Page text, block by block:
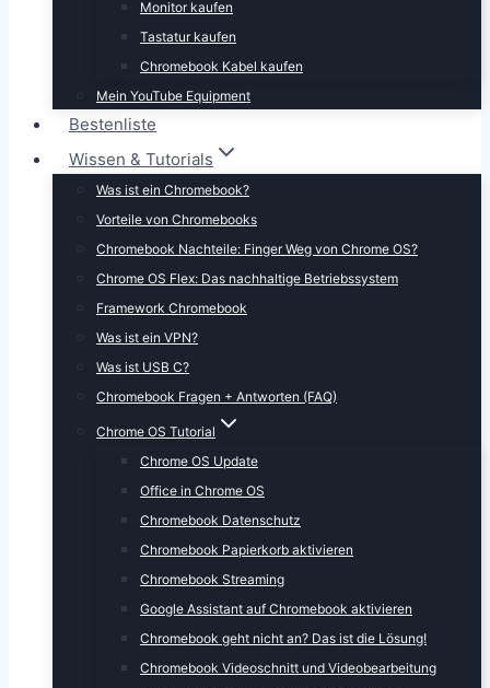
Monitor kaufen
Tastatur kaufen
Chromebook Kabel kaufen
Mein YouTube Equipment
Bestenliste
Wissen & Tutorials
Was ist ein Chromebook?
Vorteile von Chromebooks
Chromebook Nachteile: Finger Weg von Chrome OS?
Chrome OS Flex: Das nachhaltige Betriebssystem
Framework Chromebook
Was ist ein VPN?
Was ist USB C?
Chromebook Fragen + Antworten (FAQ)
Chrome OS Tutorial
Chrome OS Update
Office in Chrome OS
Chromebook Datenschutz
Chromebook Papierkorb aktivieren
Chromebook Streaming
Google Assistant auf Chromebook aktivieren
Chromebook geht nicht an? Das ist die Lösung!
Chromebook Videoschnitt und Videobearbeitung